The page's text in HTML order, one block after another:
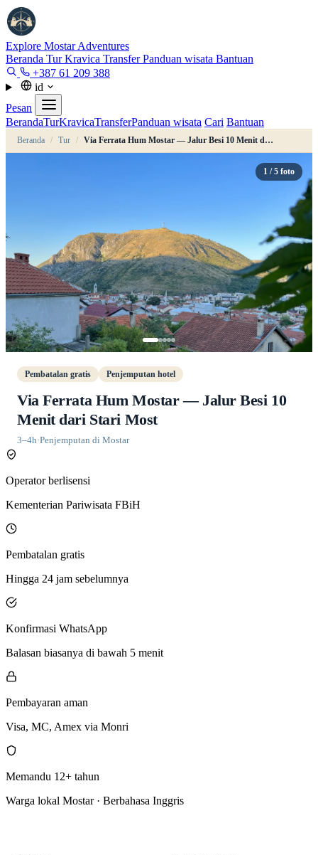
Explore MostarAdventures
Beranda TurKravica TransferPanduan wisata Bantuan
+387 61 209 388
id
Pesan
BerandaTurKravicaTransferPanduan wisata Cari Bantuan
Beranda / Tur / Via Ferrata Hum Mostar — Jalur Besi 10 Menit dari Stari Most
1 / 5 foto
Pembatalan gratis Penjemputan hotel
Via Ferrata Hum Mostar — Jalur Besi 10
Menit dari Stari Most
3–4h·Penjemputan di Mostar
Operator berlisensi
Kementerian Pariwisata FBiH
Pembatalan gratis
Hingga 24 jam sebelumnya
Konfirmasi WhatsApp
Balasan biasanya di bawah 5 menit
Pembayaran aman
Visa, MC, Amex via Monri
Memandu 12+ tahun
Warga lokal Mostar · Berbahasa Inggris